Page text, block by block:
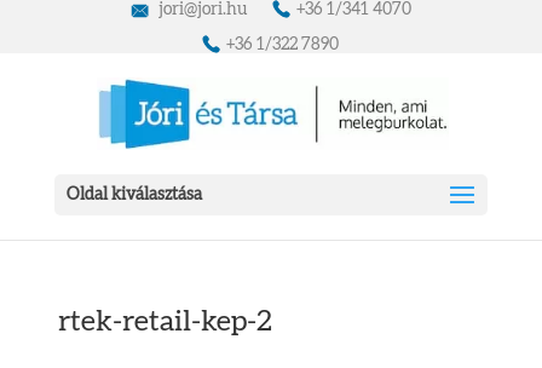
jori@jori.hu +36 1/341 4070
+36 1/322 7890
Oldal kiválasztása
rtek-retail-kep-2